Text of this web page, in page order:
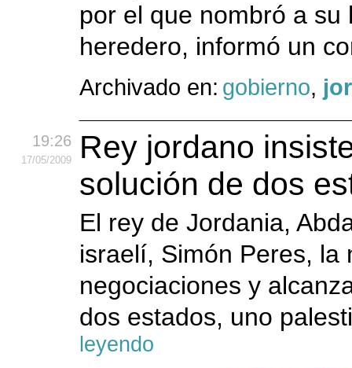
por el que nombró a
heredero, informó un
Archivado en: gobierno,
19:26
17/05/2009
Rey jordano
solución de dos
El rey de Jordania,
israelí, Simón Peres, la
negociaciones y
dos estados, uno
leyendo